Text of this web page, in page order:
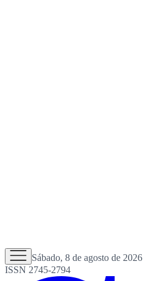
Sábado, 8 de agosto de 2026
ISSN 2745-2794